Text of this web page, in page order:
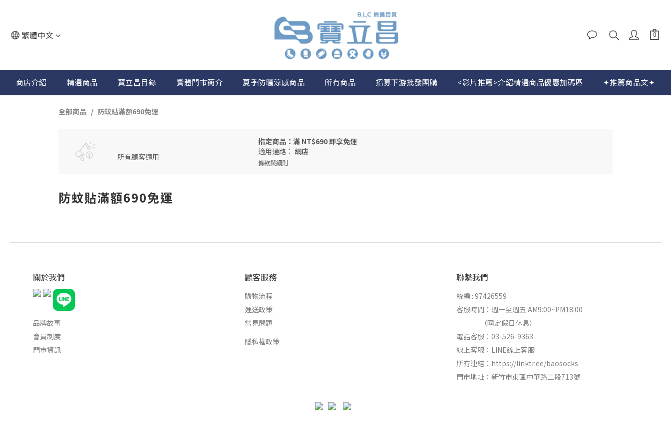
繁體中文
商店介紹 精選商品 寶立昌目錄 實體門市簡介 夏季防曬涼感商品 所有商品 招募下游批發團購 <影片推薦>介紹精選商品優惠加碼區 ✦推薦商品文✦
全部商品 防蚊貼滿額690免運
所有顧客適用
指定商品：滿 NT$690 即享免運
適用通路： 網店
條款與細則
防蚊貼滿額690免運
關於我們
品牌故事
會員制度
門市資訊
顧客服務
購物流程
運送政策
常見問題
隱私權政策
聯繫我們
統編 : 97426559
客服時間：週一至週五 AM9:00~PM18:00
（國定假日休息）
電話客服：03-526-9363
線上客服： LINE線上客服
所有連結： https://linktr.ee/baosocks
門市地址：新竹市東區中華路二段713號